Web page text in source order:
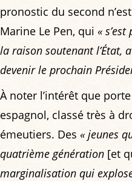
pronostic du second
Marine Le Pen, qui «
la raison soutenant l’État,
devenir le prochain
À noter l’intérêt que porte
espagnol, classé très à
émeutiers. Des « jeunes
quatrième génération [et
marginalisation qui